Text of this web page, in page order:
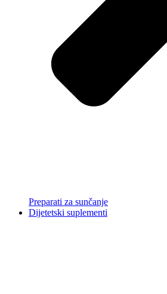
Preparati za sunčanje
Dijetetski suplementi